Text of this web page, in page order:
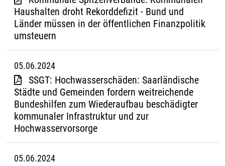
Haushalten droht Rekorddefizit - Bund und
Länder müssen in der öffentlichen Finanzpolitik
umsteuern
05.06.2024
SSGT: Hochwasserschäden: Saarländische
Städte und Gemeinden fordern weitreichende
Bundeshilfen zum Wiederaufbau beschädigter
kommunaler Infrastruktur und zur
Hochwasservorsorge
05.06.2024